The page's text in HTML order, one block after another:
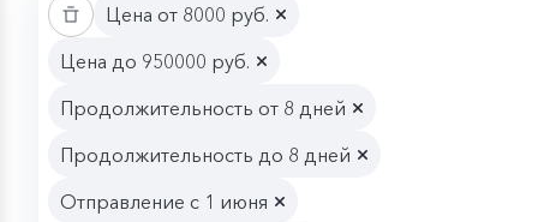
Цена от 8000 руб.
Цена до 950000 руб.
Продолжительность от 8 дней
Продолжительность до 8 дней
Отправление с 1 июня